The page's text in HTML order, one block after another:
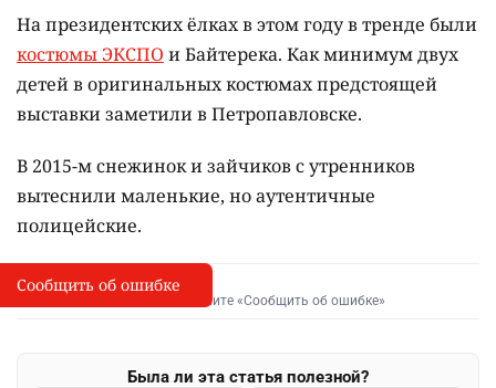
На президентских ёлках в этом году в тренде были
костюмы ЭКСПО и Байтерека. Как минимум двух
детей в оригинальных костюмах предстоящей
выставки заметили в Петропавловске.
В 2015-м снежинок и зайчиков с утренников
вытеснили маленькие, но аутентичные
полицейские.
I
Сообщить об опечатке
Выделите фрагмент и нажмите «Сообщить об ошибке»
Была ли эта статья полезной?
Сообщить об ошибке